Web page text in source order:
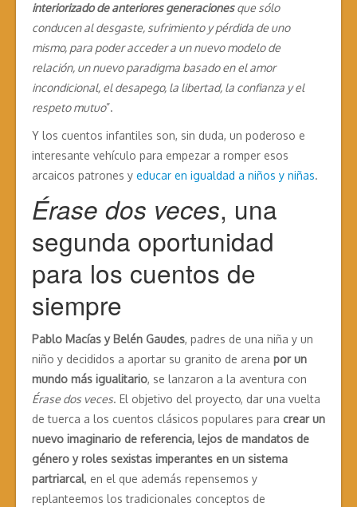
interiorizado de anteriores generacionesque sólo
conducen al desgaste, sufrimiento y pérdida de uno
mismo, para poder acceder a un nuevo modelo de
relación, un nuevo paradigma basado en el amor
incondicional, el desapego, la libertad, la confianza y el
respeto mutuo”.
Y los cuentos infantiles son, sin duda, un poderoso e
interesante vehículo para empezar a romper esos
arcaicos patrones y educar en igualdad a niños y niñas.
Érase dos veces, una
segunda oportunidad
para los cuentos de
siempre
Pablo Macías y Belén Gaudes, padres de una niña y un
niño y decididos a aportar su granito de arena por un
mundo más igualitario, se lanzaron a la aventura con
Érase dos veces. El objetivo del proyecto, dar una vuelta
de tuerca a los cuentos clásicos populares para crear un
nuevo imaginario de referencia, lejos de mandatos de
género y roles sexistas imperantes en un sistema
partriarcal, en el que además repensemos y
replanteemos los tradicionales conceptos de